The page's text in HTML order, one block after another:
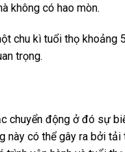
không có hao mòn.
chu kì tuổi thọ khoảng
trọng.
chuyển động ở đó sự
có thể gây ra bởi